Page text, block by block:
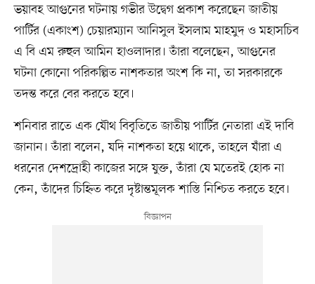
ভয়াবহ আগুনের ঘটনায় গভীর উদ্বেগ প্রকাশ করেছেন জাতীয়
পার্টির (একাংশ) চেয়ারম্যান আনিসুল ইসলাম মাহমুদ ও মহাসচিব
এ বি এম রুহুল আমিন হাওলাদার। তাঁরা বলেছেন, আগুনের
ঘটনা কোনো পরিকল্পিত নাশকতার অংশ কি না, তা সরকারকে
তদন্ত করে বের করতে হবে।
শনিবার রাতে এক যৌথ বিবৃতিতে জাতীয় পার্টির নেতারা এই দাবি
জানান। তাঁরা বলেন, যদি নাশকতা হয়ে থাকে, তাহলে যাঁরা এ
ধরনের দেশদ্রোহী কাজের সঙ্গে যুক্ত, তাঁরা যে মতেরই হোক না
কেন, তাঁদের চিহ্নিত করে দৃষ্টান্তমূলক শাস্তি নিশ্চিত করতে হবে।